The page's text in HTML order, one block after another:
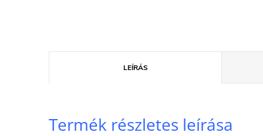
LEÍRÁS
Termék részletes leírása